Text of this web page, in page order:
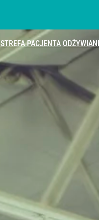
STREFA PACJENTA